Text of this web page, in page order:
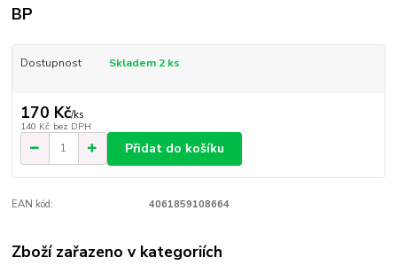
BP
Dostupnost Skladem 2 ks
170 Kč/ks
140 Kč bez DPH
Přidat do košíku
EAN kód: 4061859108664
Zboží zařazeno v kategoriích